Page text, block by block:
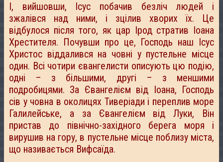
І, вийшовши, Ісус побачив безліч людей і
зжалівся над ними, і зцілив хворих їх. Це
відбулося після того, як цар Ірод стратив Іоана
Хрестителя. Почувши про це, Господь наш Ісус
Христос віддалився на човні у пустельне місце
один. Всі чотири євангелисти описують цю подію,
одні – з більшими, другі – з меншими
подробицями. За Євангелієм від Іоана, Господь
сів у човна в околицях Тиверіади і переплив море
Галилейське, а за Євангелієм від Луки, Він
пристав до північно-західного берега моря і
вирушив на гору, в пустельне місце поблизу міста,
що називається Вифсаїда.